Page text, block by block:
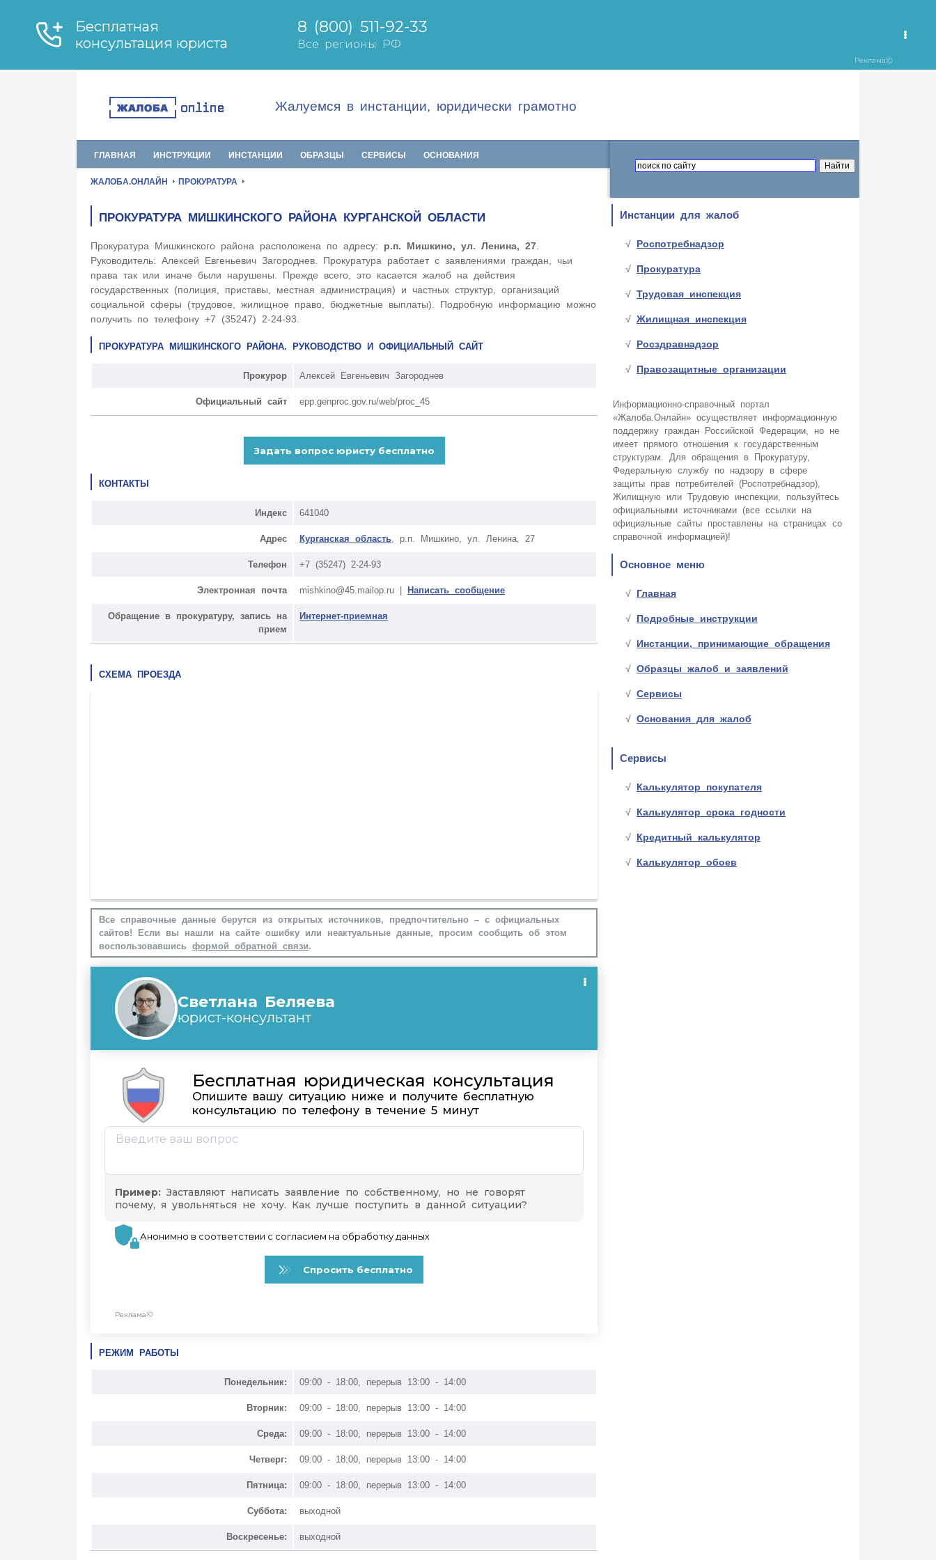
Жалуемся в инстанции, юридически грамотно
ГЛАВНАЯ ИНСТРУКЦИИ ИНСТАНЦИИ ОБРАЗЦЫ СЕРВИСЫ ОСНОВАНИЯ
ЖАЛОБА.ОНЛАЙН ПРОКУРАТУРА
ПРОКУРАТУРА МИШКИНСКОГО РАЙОНА КУРГАНСКОЙ ОБЛАСТИ
Прокуратура Мишкинского района расположена по адресу: р.п. Мишкино, ул. Ленина, 27
Руководитель: Алексей Евгеньевич Загороднев. Прокуратура работает с заявлениями граждан, чьи
права так или иначе были нарушены. Прежде всего, это касается жалоб на действия
государственных (полиция, приставы, местная администрация) и частных структур, организаций
социальной сферы (трудовое, жилищное право, бюджетные выплаты). Подробную информацию можно
получить по телефону +7 (35247) 2-24-93.
ПРОКУРАТУРА МИШКИНСКОГО РАЙОНА. РУКОВОДСТВО И ОФИЦИАЛЬНЫЙ САЙТ
Прокурор Алексей Евгеньевич Загороднев
Официальный сайт epp.genproc.gov.ru/web/proc_45
КОНТАКТЫ
Индекс 641040
Адрес Курганская область , р.п. Мишкино, ул. Ленина, 27
Телефон +7 (35247) 2-24-93
Электронная почта mishkino@45.mailop.ru | Написать сообщение
Обращение в прокуратуру, запись на
прием
Интернет-приемная
СХЕМА ПРОЕЗДА
Все справочные данные берутся из открытых источников, предпочтительно – с официальных
сайтов! Если вы нашли на сайте ошибку или неактуальные данные, просим сообщить об этом
воспользовавшись формой обратной связи.
РЕЖИМ РАБОТЫ
Понедельник: 09:00 - 18:00, перерыв 13:00 - 14:00
Вторник: 09:00 - 18:00, перерыв 13:00 - 14:00
Среда: 09:00 - 18:00, перерыв 13:00 - 14:00
Четверг: 09:00 - 18:00, перерыв 13:00 - 14:00
Пятница: 09:00 - 18:00, перерыв 13:00 - 14:00
Суббота: выходной
Воскресенье: выходной
Инстанции для жалоб
Роспотребнадзор
Прокуратура
Трудовая инспекция
Жилищная инспекция
Росздравнадзор
Правозащитные организации
Информационно-справочный портал
«Жалоба.Онлайн» осуществляет информационную
поддержку граждан Российской Федерации, но не
имеет прямого отношения к государственным
структурам. Для обращения в Прокуратуру,
Федеральную службу по надзору в сфере
защиты прав потребителей (Роспотребнадзор),
Жилищную или Трудовую инспекции, пользуйтесь
официальными источниками (все ссылки на
официальные сайты проставлены на страницах со
справочной информацией)!
Основное меню
Главная
Подробные инструкции
Инстанции, принимающие обращения
Образцы жалоб и заявлений
Сервисы
Основания для жалоб
Сервисы
Калькулятор покупателя
Калькулятор срока годности
Кредитный калькулятор
Калькулятор обоев